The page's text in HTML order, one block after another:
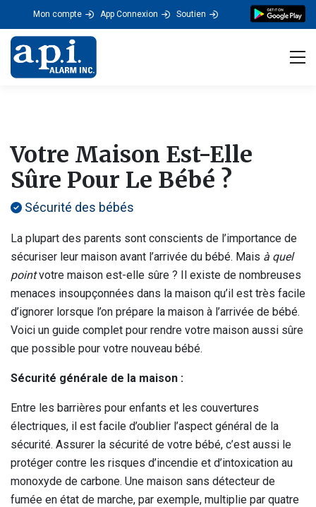
Mon compte App Connexion Soutien
Votre Maison Est-Elle
Sûre Pour Le Bébé ?
Sécurité des bébés
La plupart des parents sont conscients de l’importance de
sécuriser leur maison avant l’arrivée du bébé. Mais à quel
pointvotre maison est-elle sûre ? Il existe de nombreuses
menaces insoupçonnées dans la maison qu’il est très facile
d’ignorer lorsque l’on prépare la maison à l’arrivée de bébé.
Voici un guide complet pour rendre votre maison aussi sûre
que possible pour votre nouveau bébé.
Sécurité générale de la maison :
Entre les barrières pour enfants et les couvertures
électriques, il est facile d’oublier l’aspect général de la
sécurité. Assurer la sécurité de votre bébé, c’est aussi le
protéger contre les risques d’incendie et d’intoxication au
monoxyde de carbone. Une maison sans détecteur de
fumée en état de marche, par exemple, multiplie par quatre